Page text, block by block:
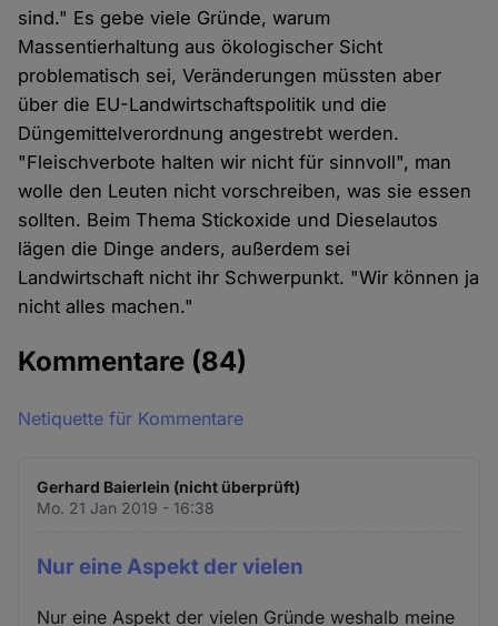
sind." Es gebe viele Gründe, warum
Massentierhaltung aus ökologischer Sicht
problematisch sei, Veränderungen müssten aber
über die EU-Landwirtschaftspolitik und die
Düngemittelverordnung angestrebt werden.
"Fleischverbote halten wir nicht für sinnvoll", man
wolle den Leuten nicht vorschreiben, was sie essen
sollten. Beim Thema Stickoxide und Dieselautos
lägen die Dinge anders, außerdem sei
Landwirtschaft nicht ihr Schwerpunkt. "Wir können ja
nicht alles machen."
Kommentare (84)
Netiquette für Kommentare
Gerhard Baierlein (nicht überprüft)
Mo. 21 Jan 2019 - 16:38
Nur eine Aspekt der vielen
Nur eine Aspekt der vielen Gründe weshalb meine